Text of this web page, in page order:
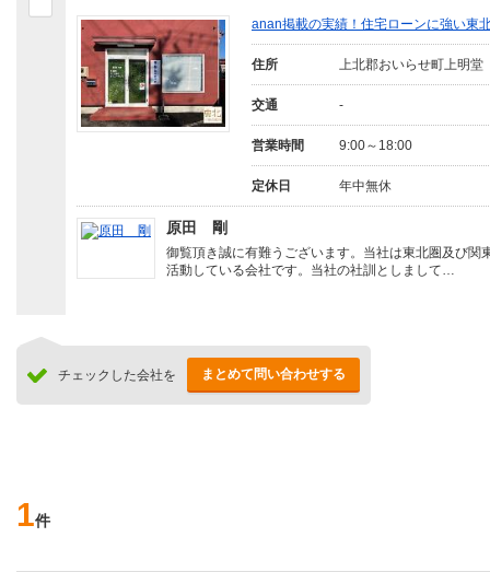
anan掲載の実績！住宅ローンに強い東
住所 上北郡おいらせ町上明堂
交通 -
営業時間 9:00～18:00
定休日 年中無休
原田 剛
御覧頂き誠に有難うございます。当社は東北圏及び関
活動している会社です。当社の社訓としまして…
チェックした会社を まとめて問い合わせする
1件